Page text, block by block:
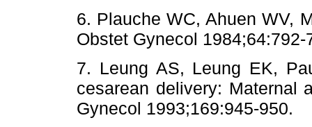
6. Plauche WC, Ahuen WV,
Obstet Gynecol
7. Leung AS, Leung EK,
cesarean delivery: Maternal
Gynecol 1993;169:945-